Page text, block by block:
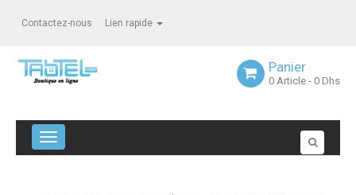
Contactez-nous Lien rapide
Panier
0 Article - 0 Dhs
Navigation bascule